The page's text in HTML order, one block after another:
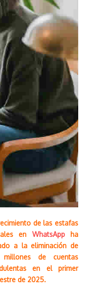
de las estafas
en WhatsAppha
a la eliminación de
de cuentas
en el primer
de 2025.